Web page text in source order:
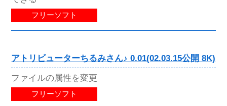
フリーソフト
アトリビューターちるみさん♪ 0.01(02.03.15公開 8K)
ファイルの属性を変更
フリーソフト